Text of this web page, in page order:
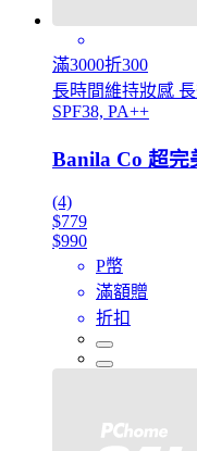
滿3000折300
長時間維持妝感
SPF38, PA++
Banila Co 超完
(4)
$779
$990
P幣
滿額贈
折扣